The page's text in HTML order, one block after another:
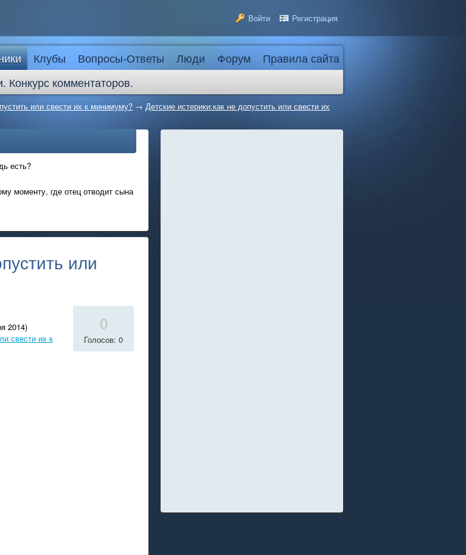
Войти Регистрация
Клубы Вопросы-Ответы Люди Форум
Правила сайта
Конкурс комментаторов.
или свести их к минимуму? → Детские истерики:как не допустить или свести их
есть?
моменту, где отец отводит сына
или
2014)
свести их к
0
Голосов: 0